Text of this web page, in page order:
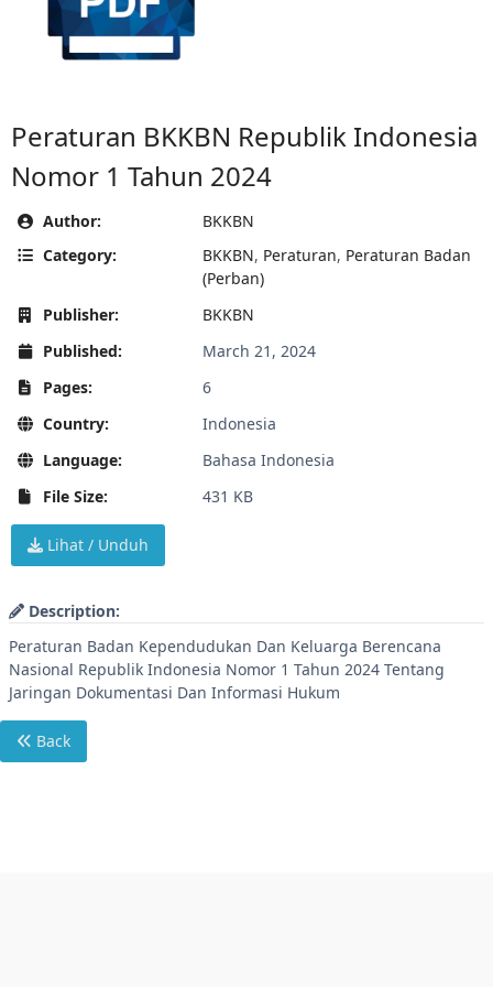
Peraturan BKKBN Republik Indonesia
Nomor 1 Tahun 2024
Author:
BKKBN
Category:
BKKBN, Peraturan, Peraturan Badan
(Perban)
Publisher:
BKKBN
Published:
March 21, 2024
Pages:
6
Country:
Indonesia
Language:
Bahasa Indonesia
File Size:
431 KB
Lihat / Unduh
Description:
Peraturan Badan Kependudukan Dan Keluarga Berencana
Nasional Republik Indonesia Nomor 1 Tahun 2024 Tentang
Jaringan Dokumentasi Dan Informasi Hukum
Back